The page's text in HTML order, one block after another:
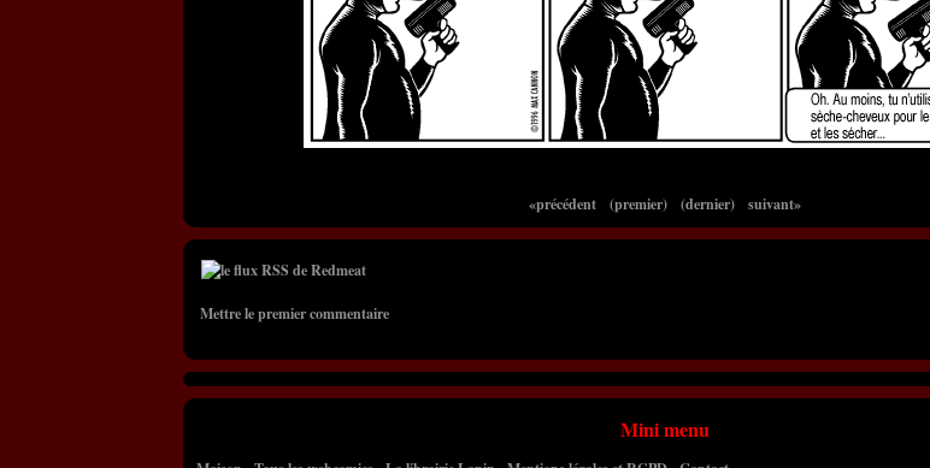
«précédent (premier) (dernier) suivant»
Mettre le premier commentaire
Mini menu